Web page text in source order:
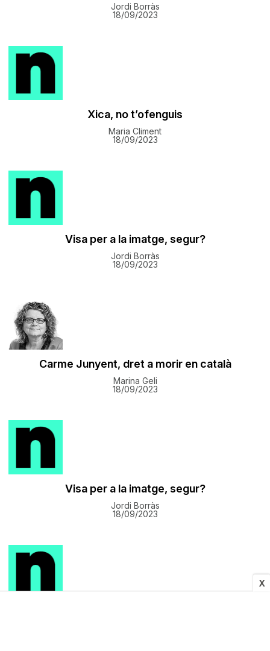
X
Jordi Borràs
18/09/2023
Xica, no t’ofenguis
Maria Climent
18/09/2023
Visa per a la imatge, segur?
Jordi Borràs
18/09/2023
Carme Junyent, dret a morir en català
Marina Geli
18/09/2023
Visa per a la imatge, segur?
Jordi Borràs
18/09/2023